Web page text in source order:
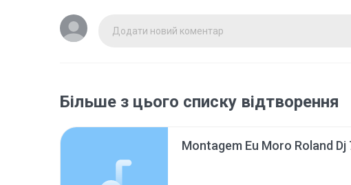
Додати новий коментар
Більше з цього списку відтворення